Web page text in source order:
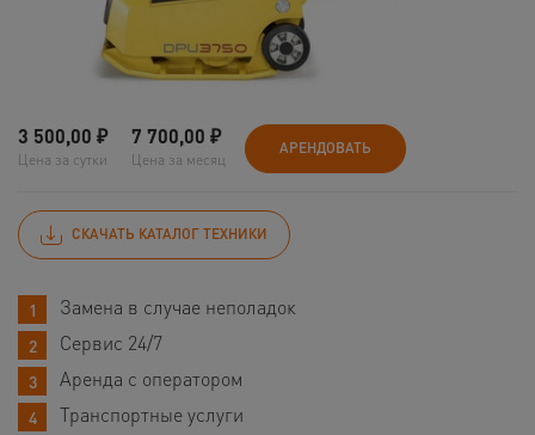
3 500,00 ₽
Цена за сутки
7 700,00 ₽
Цена за месяц
АРЕНДОВАТЬ
СКАЧАТЬ КАТАЛОГ ТЕХНИКИ
Замена в случае неполадок
Сервис 24/7
Аренда с оператором
Транспортные услуги